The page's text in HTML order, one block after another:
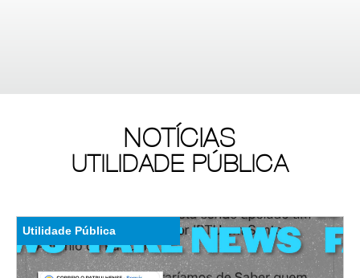
NOTÍCIAS
UTILIDADE PÚBLICA
Utilidade Pública